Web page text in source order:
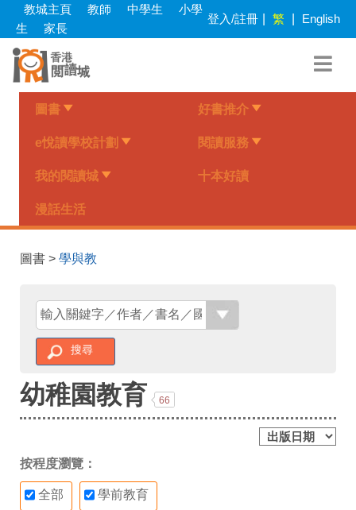
Skip
main
content
教城主頁 教師 中學生
小學
生
家長
登入/註冊 繁 English
圖書 好書推介
e悅讀學校計劃 閱讀服務
我的閱讀城 十本好讀
漫話生活
圖書 > 學與教
搜尋
幼稚園教育 66
按程度瀏覽：
全部 學前教育